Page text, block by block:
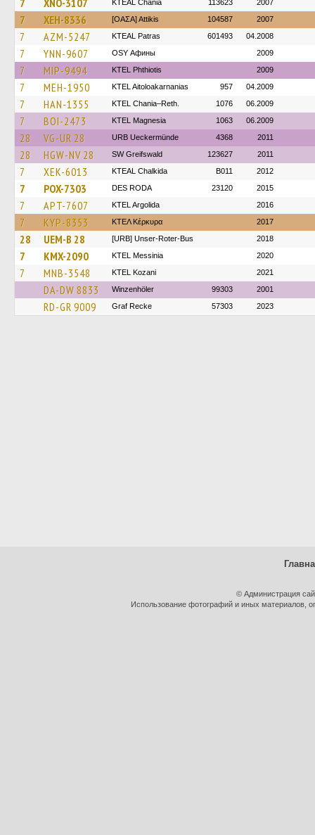
7 XNO-3107 KTEAL Chania 113623 2007
7 XEH-8336 [ΟΑΣΑ] Αttikis 104587 2007
7 AZM-5247 KTEAL Patras 601493 04.2008
7 YNN-9607 OSY Афины 2009
7 MIP-9494 ΚΤΕL Phthiotis 2009
7 MEH-1950 KTEL Aitoloakarnanias 957 04.2009
7 HAN-1355 KTEL Chania–Reth. 1076 06.2009
7 BOI-2473 ΚΤΕL Magnesia 1063 06.2009
28 VG-UR 28 URB Ueckermünde 4368 2011
28 HGW-NV 28 SW Greifswald 123627 2011
7 XEK-6013 KTEAL Chalkida B011 2012
7 POX-7303 DES RODA 23120 2015
7 APT-7607 KTEL Argolida 2016
7 KYP-8353 ΚΤΕΛ Κέρκυρα 2017
28 UEM-B 28 [URB] Unser-Roter-Bus 2018
7 KMX-2090 KTEL Messinia 2020
7 MNB-3548 ΚΤΕL Kozani 2021
DA-DW 8833 Winzenhöler 99303 2001
RD-GR 9009 Graf Recke 57303 2023
© Администрация
Использование фотографий и иных материалов,